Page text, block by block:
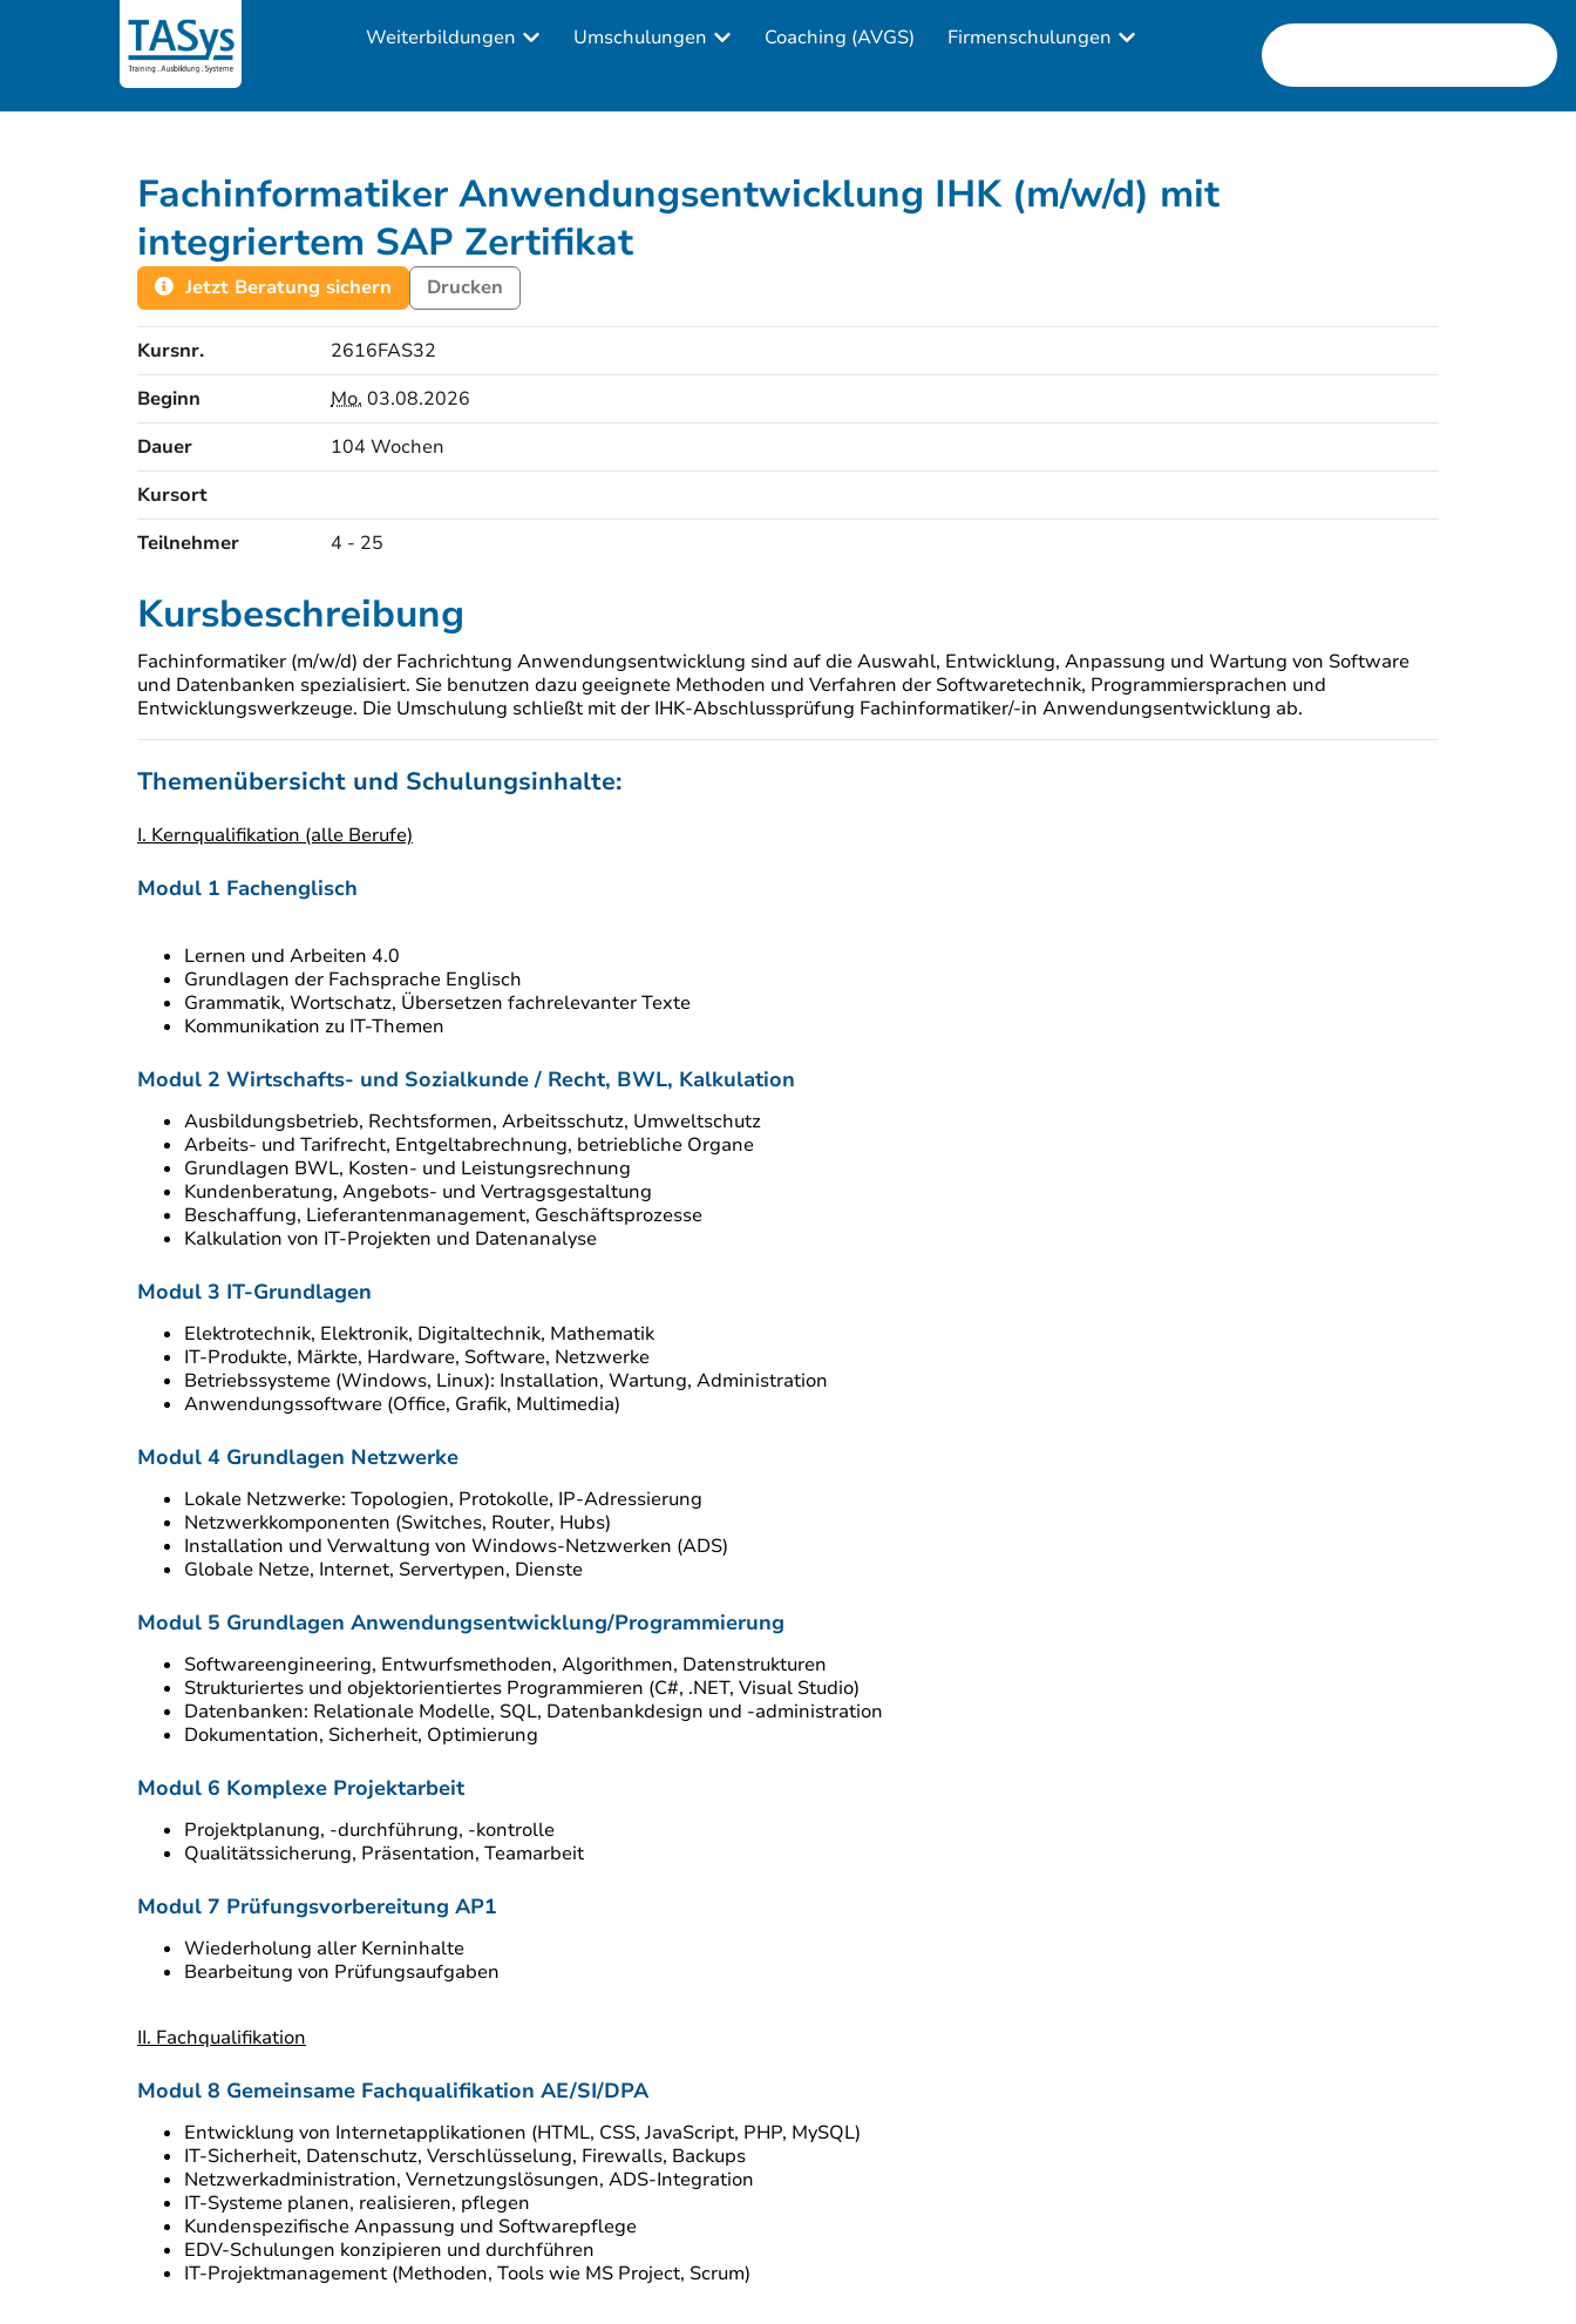
Weiterbildungen Umschulungen Coaching (AVGS) Firmenschulungen
Fachinformatiker Anwendungsentwicklung IHK (m/w/d) mit
integriertem SAP Zertifikat
Jetzt Beratung sichern Drucken
Kursnr.
2616FAS32
Beginn
Mo. 03.08.2026
Dauer
104 Wochen
Kursort
Teilnehmer
4 - 25
Kursbeschreibung
Fachinformatiker (m/w/d) der Fachrichtung Anwendungsentwicklung sind auf die Auswahl, Entwicklung, Anpassung und Wartung von Software
und Datenbanken spezialisiert. Sie benutzen dazu geeignete Methoden und Verfahren der Softwaretechnik, Programmiersprachen und
Entwicklungswerkzeuge. Die Umschulung schließt mit der IHK-Abschlussprüfung Fachinformatiker/-in Anwendungsentwicklung ab.
Themenübersicht und Schulungsinhalte:
I. Kernqualifikation (alle Berufe)
Modul 1 Fachenglisch
Lernen und Arbeiten 4.0
Grundlagen der Fachsprache Englisch
Grammatik, Wortschatz, Übersetzen fachrelevanter Texte
Kommunikation zu IT-Themen
Modul 2 Wirtschafts- und Sozialkunde / Recht, BWL, Kalkulation
Ausbildungsbetrieb, Rechtsformen, Arbeitsschutz, Umweltschutz
Arbeits- und Tarifrecht, Entgeltabrechnung, betriebliche Organe
Grundlagen BWL, Kosten- und Leistungsrechnung
Kundenberatung, Angebots- und Vertragsgestaltung
Beschaffung, Lieferantenmanagement, Geschäftsprozesse
Kalkulation von IT-Projekten und Datenanalyse
Modul 3 IT-Grundlagen
Elektrotechnik, Elektronik, Digitaltechnik, Mathematik
IT-Produkte, Märkte, Hardware, Software, Netzwerke
Betriebssysteme (Windows, Linux): Installation, Wartung, Administration
Anwendungssoftware (Office, Grafik, Multimedia)
Modul 4 Grundlagen Netzwerke
Lokale Netzwerke: Topologien, Protokolle, IP-Adressierung
Netzwerkkomponenten (Switches, Router, Hubs)
Installation und Verwaltung von Windows-Netzwerken (ADS)
Globale Netze, Internet, Servertypen, Dienste
Modul 5 Grundlagen Anwendungsentwicklung/Programmierung
Softwareengineering, Entwurfsmethoden, Algorithmen, Datenstrukturen
Strukturiertes und objektorientiertes Programmieren (C#, .NET, Visual Studio)
Datenbanken: Relationale Modelle, SQL, Datenbankdesign und -administration
Dokumentation, Sicherheit, Optimierung
Modul 6 Komplexe Projektarbeit
Projektplanung, -durchführung, -kontrolle
Qualitätssicherung, Präsentation, Teamarbeit
Modul 7 Prüfungsvorbereitung AP1
Wiederholung aller Kerninhalte
Bearbeitung von Prüfungsaufgaben
II. Fachqualifikation
Modul 8 Gemeinsame Fachqualifikation AE/SI/DPA
Entwicklung von Internetapplikationen (HTML, CSS, JavaScript, PHP, MySQL)
IT-Sicherheit, Datenschutz, Verschlüsselung, Firewalls, Backups
Netzwerkadministration, Vernetzungslösungen, ADS-Integration
IT-Systeme planen, realisieren, pflegen
Kundenspezifische Anpassung und Softwarepflege
EDV-Schulungen konzipieren und durchführen
IT-Projektmanagement (Methoden, Tools wie MS Project, Scrum)